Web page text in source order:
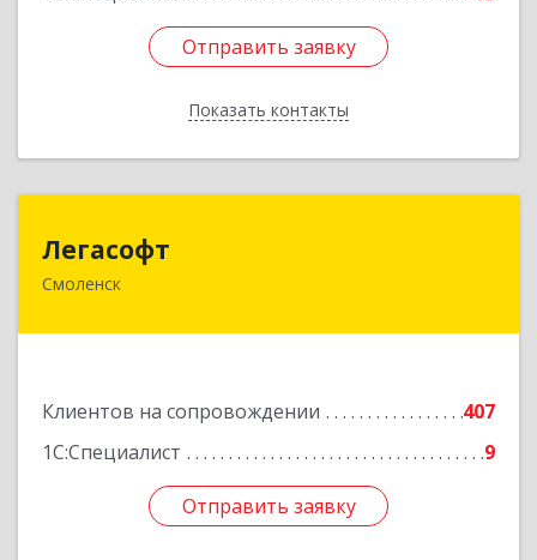
Отправить заявку
Показать контакты
Отправить заявку
Назад
Легасофт
Смоленск
Клиентов на сопровождении
407
1С:Специалист
9
Отправить заявку
214018, Смоленская обл, Смоленск г, Ново-
Отправить заявку